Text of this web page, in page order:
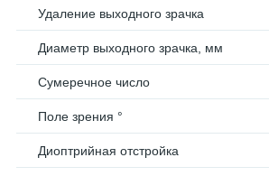
Удаление выходного зрачка
Диаметр выходного зрачка, мм
Сумеречное число
Поле зрения °
Диоптрийная отстройка